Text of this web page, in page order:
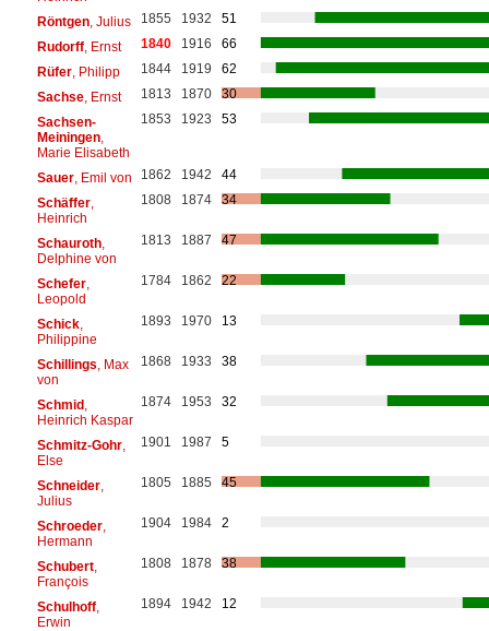
Röntgen, Julius 1855 1932
51
Rudorff, Ernst 1840 1916
66
Rüfer, Philipp 1844 1919
62
Sachse, Ernst 1813 1870
30
Sachsen-
Meiningen,
Marie Elisabeth
1853 1923 53
Sauer, Emil von 1862 1942
44
Schäffer,
Heinrich
1808 1874 34
Schauroth,
Delphine von
1813 1887 47
Schefer,
Leopold
1784 1862 22
Schick,
Philippine
1893 1970 13
Schillings , Max
von
1868 1933 38
Schmid,
Heinrich Kaspar
1874 1953 32
Schmitz-Gohr,
Else
1901 1987 5
Schneider,
Julius
1805 1885 45
Schroeder,
Hermann
1904 1984 2
Schubert,
François
1808 1878 38
Schulhoff,
Erwin
1894 1942 12